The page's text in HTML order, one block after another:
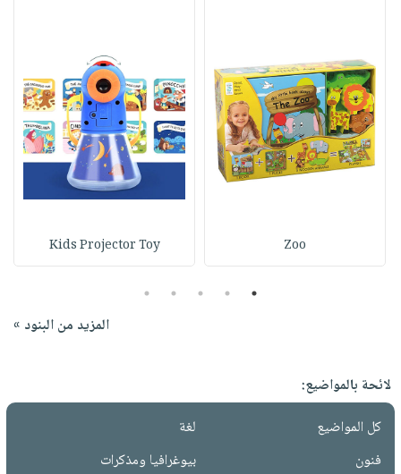
Zoo
Kids Projector Toy
1
2
3
4
5
المزيد من البنود »
لائحة بالمواضيع:
كل المواضيع
لغة
فنون
بيوغرافيا ومذكرات